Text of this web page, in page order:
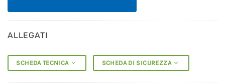
ALLEGATI
SCHEDA TECNICA SCHEDA DI SICUREZZA